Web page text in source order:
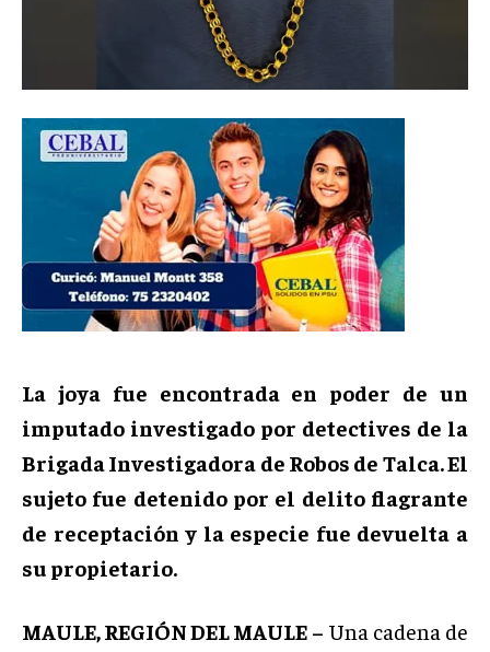
La joya fue encontrada en poder de un
imputado investigado por detectives de la
Brigada Investigadora de Robos de Talca. El
sujeto fue detenido por el delito flagrante
de receptación y la especie fue devuelta a
su propietario.
MAULE, REGIÓN DEL MAULE – Una cadena de